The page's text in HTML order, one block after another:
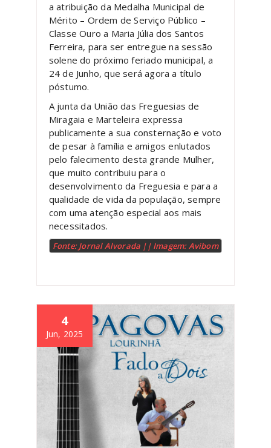
a atribuição da Medalha Municipal de
Mérito – Ordem de Serviço Público –
Classe Ouro a Maria Júlia dos Santos
Ferreira, para ser entregue na sessão
solene do próximo feriado municipal, a
24 de Junho, que será agora a título
póstumo.
A junta da União das Freguesias de
Miragaia e Marteleira expressa
publicamente a sua consternação e voto
de pesar à família e amigos enlutados
pelo falecimento desta grande Mulher,
que muito contribuiu para o
desenvolvimento da Freguesia e para a
qualidade de vida da população, sempre
com uma atenção especial aos mais
necessitados.
Fonte: Jornal Alvorada || Imagem: Avibom
4
Jun, 2025